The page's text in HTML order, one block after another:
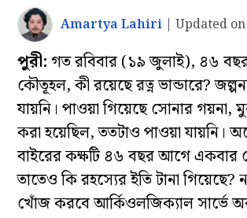
Amartya Lahiri | Updated
পুরী:গত রবিবার (১৯ জুলাই), ৪৬ বছর
কৌতূহল, কী রয়েছে রত্ন ভান্ডারে?
যায়নি। পাওয়া গিয়েছে সোনার
করা হয়েছিল, ততটাও পাওয়া যায়নি।
বাইরের কক্ষটি ৪৬ বছর আগে একবার
তাতেও কি রহস্যের ইতি টানা
খোঁজ করবে আর্কিওলজিক্যাল সার্ভে অব